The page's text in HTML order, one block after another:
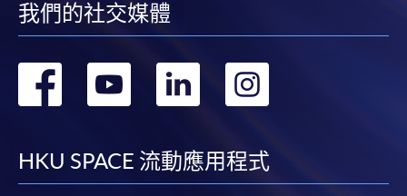
我們的社交媒體
轉
facebook
轉
youtube
轉
linkedin
HKU SPACE 流動應用程式